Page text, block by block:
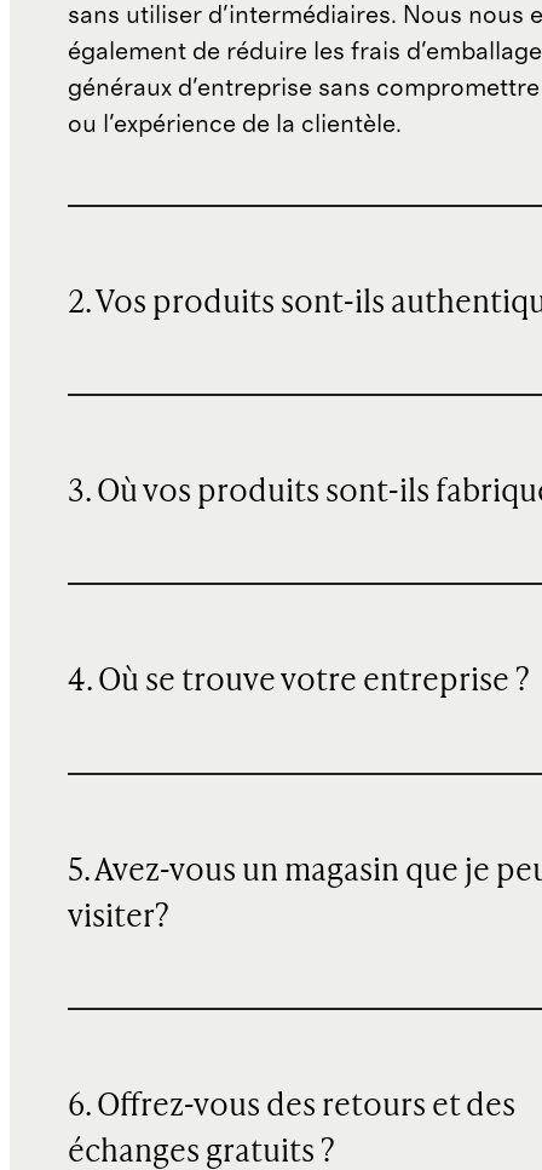
sans utiliser d'intermédiaires. Nous nous
également de réduire les frais
généraux d'entreprise sans
ou l'expérience de la clientèle.
2. Vos produits sont-ils
3. Où vos produits sont-ils
4. Où se trouve votre entreprise ?
5. Avez-vous un magasin que je
visiter?
6. Offrez-vous des retours et des
échanges gratuits ?